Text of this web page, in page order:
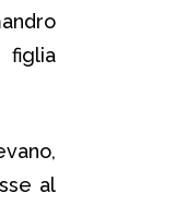
figlia
al